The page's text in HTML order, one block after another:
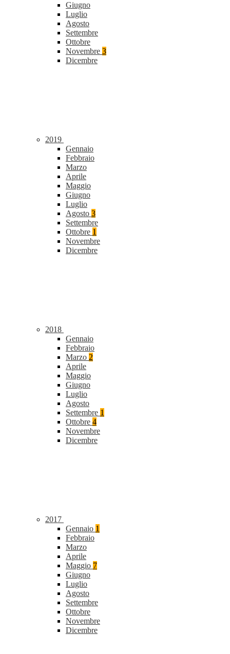
Giugno
Luglio
Agosto
Settembre
Ottobre
Novembre 3
Dicembre
2019
Gennaio
Febbraio
Marzo
Aprile
Maggio
Giugno
Luglio
Agosto 3
Settembre
Ottobre 1
Novembre
Dicembre
2018
Gennaio
Febbraio
Marzo 2
Aprile
Maggio
Giugno
Luglio
Agosto
Settembre 1
Ottobre 4
Novembre
Dicembre
2017
Gennaio 1
Febbraio
Marzo
Aprile
Maggio 7
Giugno
Luglio
Agosto
Settembre
Ottobre
Novembre
Dicembre